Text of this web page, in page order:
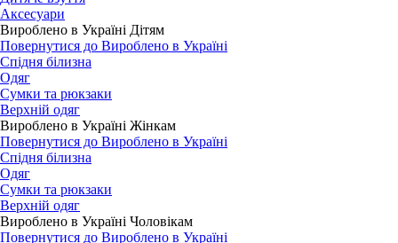
Аксесуари
Вироблено в Україні Дітям
Повернутися до Вироблено в Україні
Спідня білизна
Одяг
Сумки та рюкзаки
Верхній одяг
Вироблено в Україні Жінкам
Повернутися до Вироблено в Україні
Спідня білизна
Одяг
Сумки та рюкзаки
Верхній одяг
Вироблено в Україні Чоловікам
Повернутися до Вироблено в Україні